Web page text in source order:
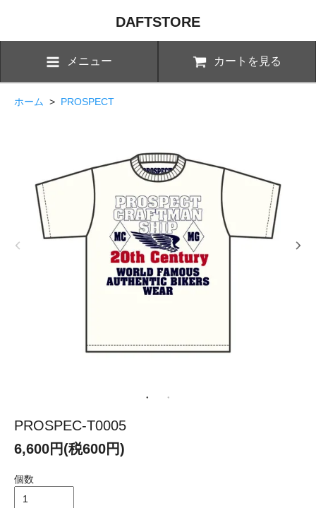
DAFTSTORE
メニュー カートを見る
ホーム > PROSPECT
PROSPEC-T0005
6,600円(税600円)
個数